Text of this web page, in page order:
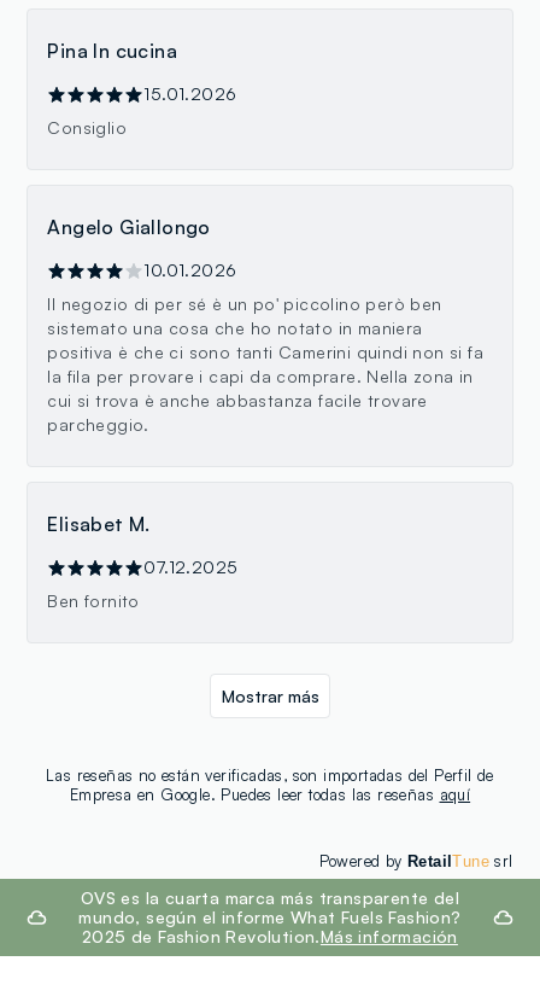
Pina In cucina
15.01.2026
Consiglio
Angelo Giallongo
10.01.2026
Il negozio di per sé è un po' piccolino però ben
sistemato una cosa che ho notato in maniera
positiva è che ci sono tanti Camerini quindi non si fa
la fila per provare i capi da comprare. Nella zona in
cui si trova è anche abbastanza facile trovare
parcheggio.
Elisabet M.
07.12.2025
Ben fornito
Las reseñas no están verificadas, son importadas del Perfil de
Empresa en Google. Puedes leer todas las reseñas aquí
Mostrar más
Powered by RetailTunesrl
footer.ariatitleOVS es la cuarta marca más transparente del
mundo, según el informe What Fuels Fashion?
2025 de Fashion Revolution.Más información